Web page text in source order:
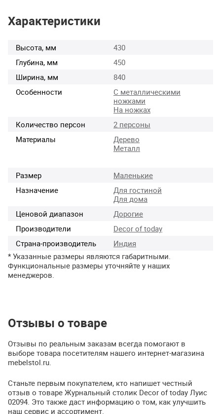
Характеристики
Высота, мм
430
Глубина, мм
450
Ширина, мм
840
Особенности
С металлическими
ножками
На ножках
Количество персон
2 персоны
Материалы
Дерево
Металл
Размер
Маленькие
Назначение
Для гостиной
Для дома
Ценовой диапазон
Дорогие
Производители
Decor of today
Страна-производитель
Индия
* Указанные размеры являются габаритными.
Функциональные размеры уточняйте у наших
менеджеров.
Отзывы о товаре
Отзывы по реальным заказам всегда помогают в
выборе товара посетителям нашего интернет-магазина
mebelstol.ru.
Станьте первым покупателем, кто напишет честный
отзыв о товаре Журнальный столик Decor of today Луис
02094. Это также даст информацию о том, как улучшить
наш сервис и ассортимент.